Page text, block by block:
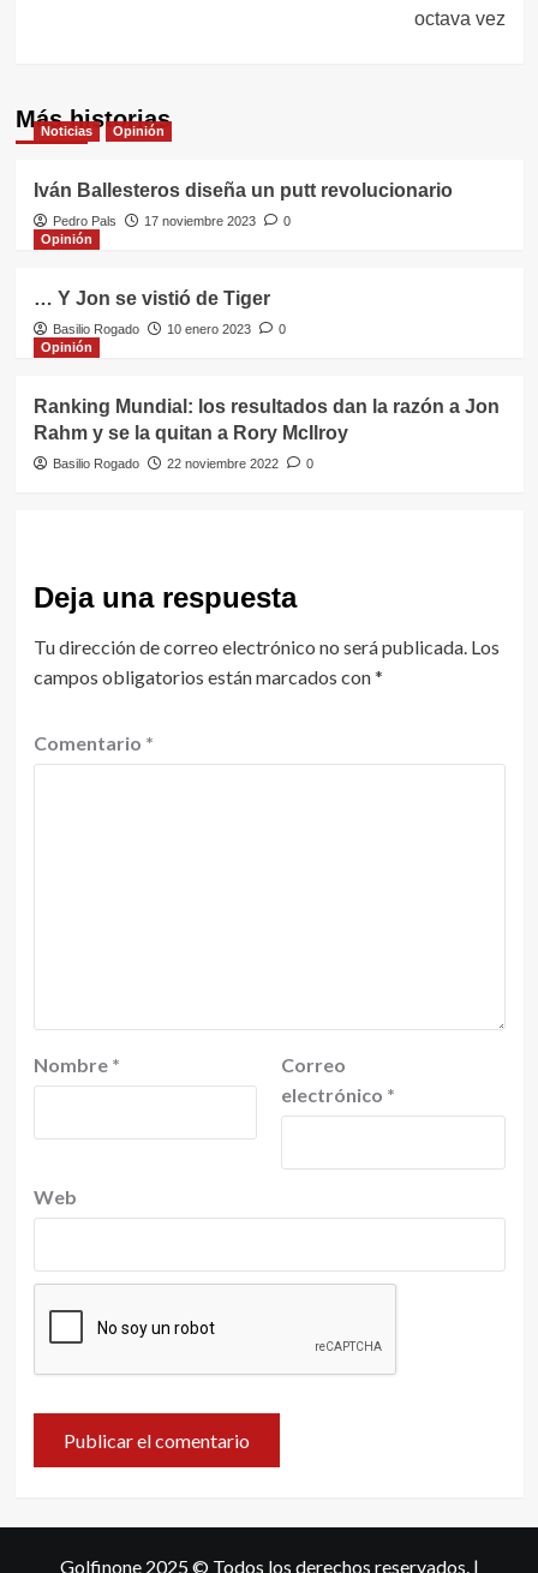
octava vez
Más historias
Noticias Opinión
Iván Ballesteros diseña un putt revolucionario
Pedro Pals 17 noviembre 2023
0
Opinión
… Y Jon se vistió de Tiger
Basilio Rogado 10 enero 2023
0
Opinión
Ranking Mundial: los resultados dan la razón a Jon
Rahm y se la quitan a Rory McIlroy
Basilio Rogado 22 noviembre 2022 0
Deja una respuesta
Tu dirección de correo electrónico no será publicada. Los
campos obligatorios están marcados con*
Comentario *
Nombre *
Correo
electrónico *
Web
Golfinone 2025 © Todos los derechos reservados. |